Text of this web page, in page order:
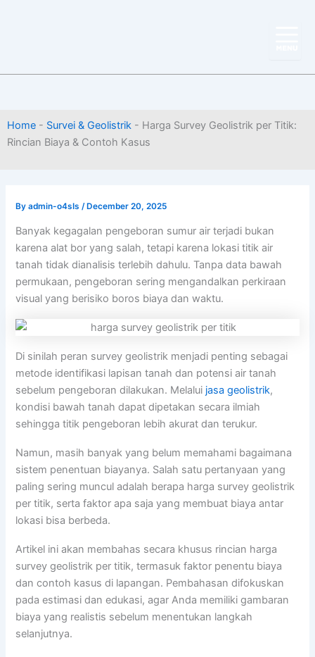
Home - Survei & Geolistrik - Harga Survey Geolistrik per Titik:
Rincian Biaya & Contoh Kasus
Byadmin-o4sIs /December 20, 2025
Banyak kegagalan pengeboran sumur air terjadi bukan
karena alat bor yang salah, tetapi karena lokasi titik air
tanah tidak dianalisis terlebih dahulu. Tanpa data bawah
permukaan, pengeboran sering mengandalkan perkiraan
visual yang berisiko boros biaya dan waktu.
Di sinilah peran survey geolistrik menjadi penting sebagai
metode identifikasi lapisan tanah dan potensi air tanah
sebelum pengeboran dilakukan. Melalui jasa geolistrik,
kondisi bawah tanah dapat dipetakan secara ilmiah
sehingga titik pengeboran lebih akurat dan terukur.
Namun, masih banyak yang belum memahami bagaimana
sistem penentuan biayanya. Salah satu pertanyaan yang
paling sering muncul adalah berapa harga survey geolistrik
per titik, serta faktor apa saja yang membuat biaya antar
lokasi bisa berbeda.
Artikel ini akan membahas secara khusus rincian harga
survey geolistrik per titik, termasuk faktor penentu biaya
dan contoh kasus di lapangan. Pembahasan difokuskan
pada estimasi dan edukasi, agar Anda memiliki gambaran
biaya yang realistis sebelum menentukan langkah
selanjutnya.